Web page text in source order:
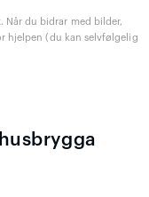
Når du bidrar med bilder,
hjelpen (du kan selvfølgelig